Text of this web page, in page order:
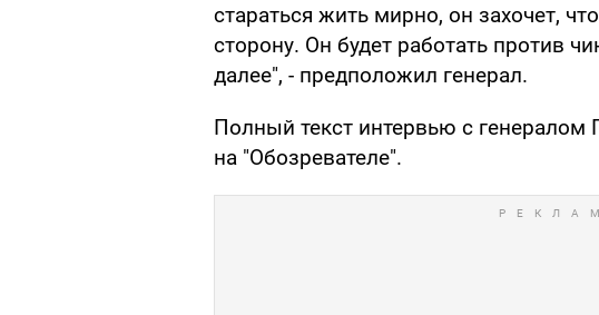
стараться жить мирно, он захочет,
сторону. Он будет работать против
далее", - предположил генерал.
Полный текст интервью с генералом
на "Обозревателе".